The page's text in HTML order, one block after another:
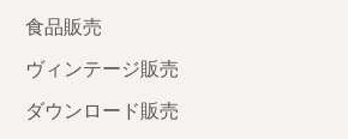
食品販売
ヴィンテージ販売
ダウンロード販売